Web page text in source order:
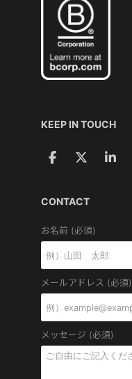
KEEP IN TOUCH
CONTACT
お名前 (必須)
メールアドレス (必須)
メッセージ (必須)